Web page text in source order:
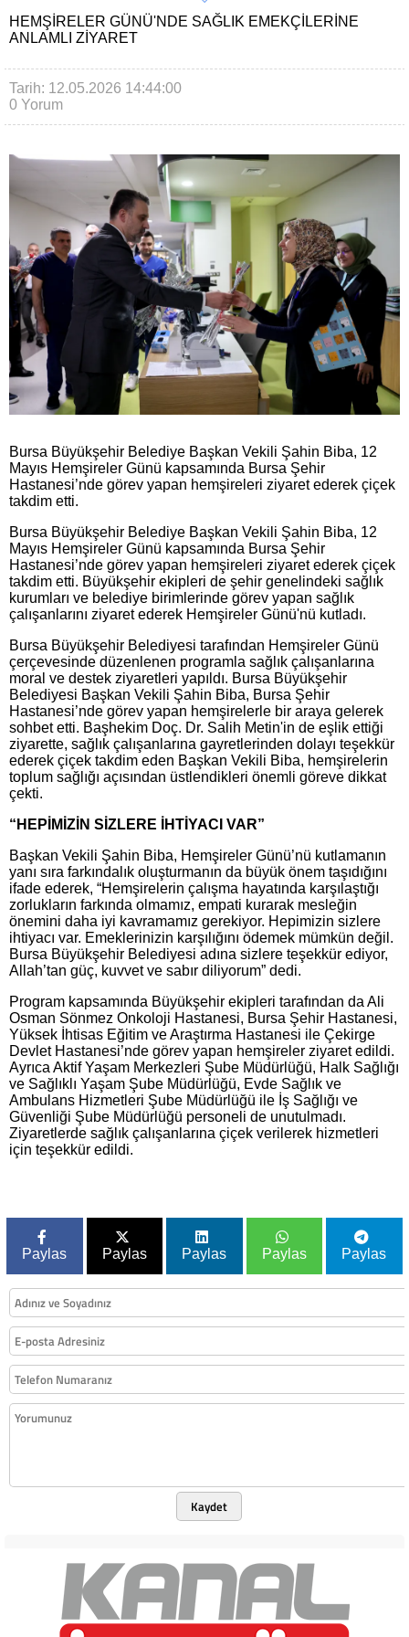
HEMŞIRELER GÜNÜ'NDE SAĞLIK EMEKÇILERINE
ANLAMLI ZIYARET
Tarih: 12.05.2026 14:44:00
0 Yorum
Bursa Büyükşehir Belediye Başkan Vekili Şahin Biba, 12
Mayıs Hemşireler Günü kapsamında Bursa Şehir
Hastanesi’nde görev yapan hemşireleri ziyaret ederek çiçek
takdim etti.
Bursa Büyükşehir Belediye Başkan Vekili Şahin Biba, 12
Mayıs Hemşireler Günü kapsamında Bursa Şehir
Hastanesi’nde görev yapan hemşireleri ziyaret ederek çiçek
takdim etti. Büyükşehir ekipleri de şehir genelindeki sağlık
kurumları ve belediye birimlerinde görev yapan sağlık
çalışanlarını ziyaret ederek Hemşireler Günü'nü kutladı.
Bursa Büyükşehir Belediyesi tarafından Hemşireler Günü
çerçevesinde düzenlenen programla sağlık çalışanlarına
moral ve destek ziyaretleri yapıldı. Bursa Büyükşehir
Belediyesi Başkan Vekili Şahin Biba, Bursa Şehir
Hastanesi’nde görev yapan hemşirelerle bir araya gelerek
sohbet etti. Başhekim Doç. Dr. Salih Metin'in de eşlik ettiği
ziyarette, sağlık çalışanlarına gayretlerinden dolayı teşekkür
ederek çiçek takdim eden Başkan Vekili Biba, hemşirelerin
toplum sağlığı açısından üstlendikleri önemli göreve dikkat
çekti.
“HEPİMİZİN SİZLERE İHTİYACI VAR”
Başkan Vekili Şahin Biba, Hemşireler Günü’nü kutlamanın
yanı sıra farkındalık oluşturmanın da büyük önem taşıdığını
ifade ederek, “Hemşirelerin çalışma hayatında karşılaştığı
zorlukların farkında olmamız, empati kurarak mesleğin
önemini daha iyi kavramamız gerekiyor. Hepimizin sizlere
ihtiyacı var. Emeklerinizin karşılığını ödemek mümkün değil.
Bursa Büyükşehir Belediyesi adına sizlere teşekkür ediyor,
Allah’tan güç, kuvvet ve sabır diliyorum” dedi.
Program kapsamında Büyükşehir ekipleri tarafından da Ali
Osman Sönmez Onkoloji Hastanesi, Bursa Şehir Hastanesi,
Yüksek İhtisas Eğitim ve Araştırma Hastanesi ile Çekirge
Devlet Hastanesi’nde görev yapan hemşireler ziyaret edildi.
Ayrıca Aktif Yaşam Merkezleri Şube Müdürlüğü, Halk Sağlığı
ve Sağlıklı Yaşam Şube Müdürlüğü, Evde Sağlık ve
Ambulans Hizmetleri Şube Müdürlüğü ile İş Sağlığı ve
Güvenliği Şube Müdürlüğü personeli de unutulmadı.
Ziyaretlerde sağlık çalışanlarına çiçek verilerek hizmetleri
için teşekkür edildi.
Paylas Paylas Paylas Paylas Paylas
Kaydet